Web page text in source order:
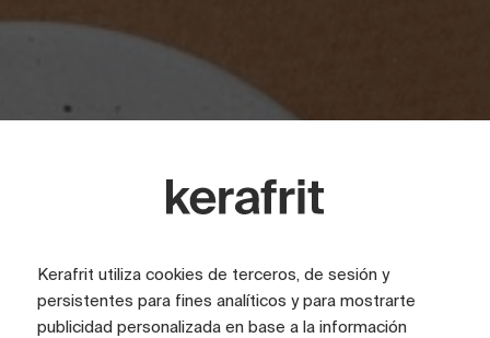
Kerafrit utiliza cookies de terceros, de sesión y
persistentes para fines analíticos y para mostrarte
publicidad personalizada en base a la información